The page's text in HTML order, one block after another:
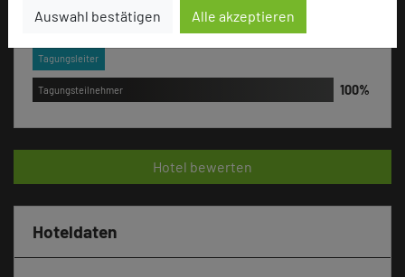
Auswahl bestätigen Alle akzeptieren
Tagungsleiter
Tagungsteilnehmer
Hotel bewerten
Hoteldaten